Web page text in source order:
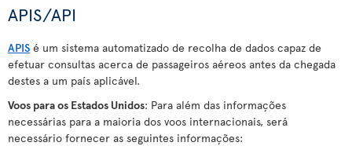
APIS/API
APIS é um sistema automatizado de recolha de dados capaz de
efetuar consultas acerca de passageiros aéreos antes da chegada
destes a um país aplicável.
Voos para os Estados Unidos: Para além das informações
necessárias para a maioria dos voos internacionais, será
necessário fornecer as seguintes informações: